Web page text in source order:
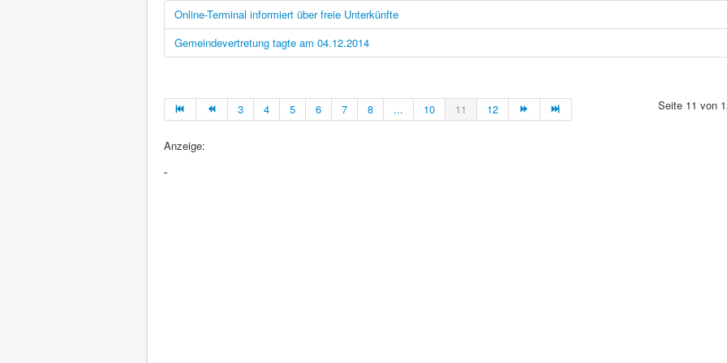
Online-Terminal informiert über freie Unterkünfte
Gemeindevertretung tagte am 04.12.2014
Seite 11 von
3 4 5 6 7 8 ... 10 11 12
Anzeige: